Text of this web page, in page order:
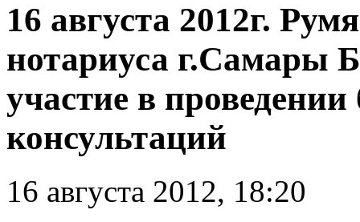
16 августа 2012г.
нотариуса г.Самары
участие в
консультаций
16 августа 2012, 18:20